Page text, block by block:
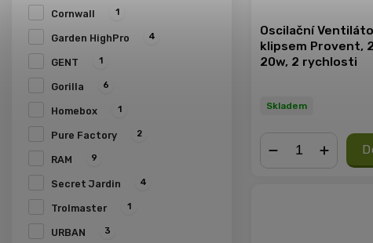
Cornwall 1
Garden HighPro 4
GENT 1
Gorilla 6
Homebox 1
Pure Factory 2
RAM 9
Secret Jardin 4
Trolmaster 1
URBAN 3
Oscilační
klipsem Provent,
20w, 2 rychlosti
Skladem